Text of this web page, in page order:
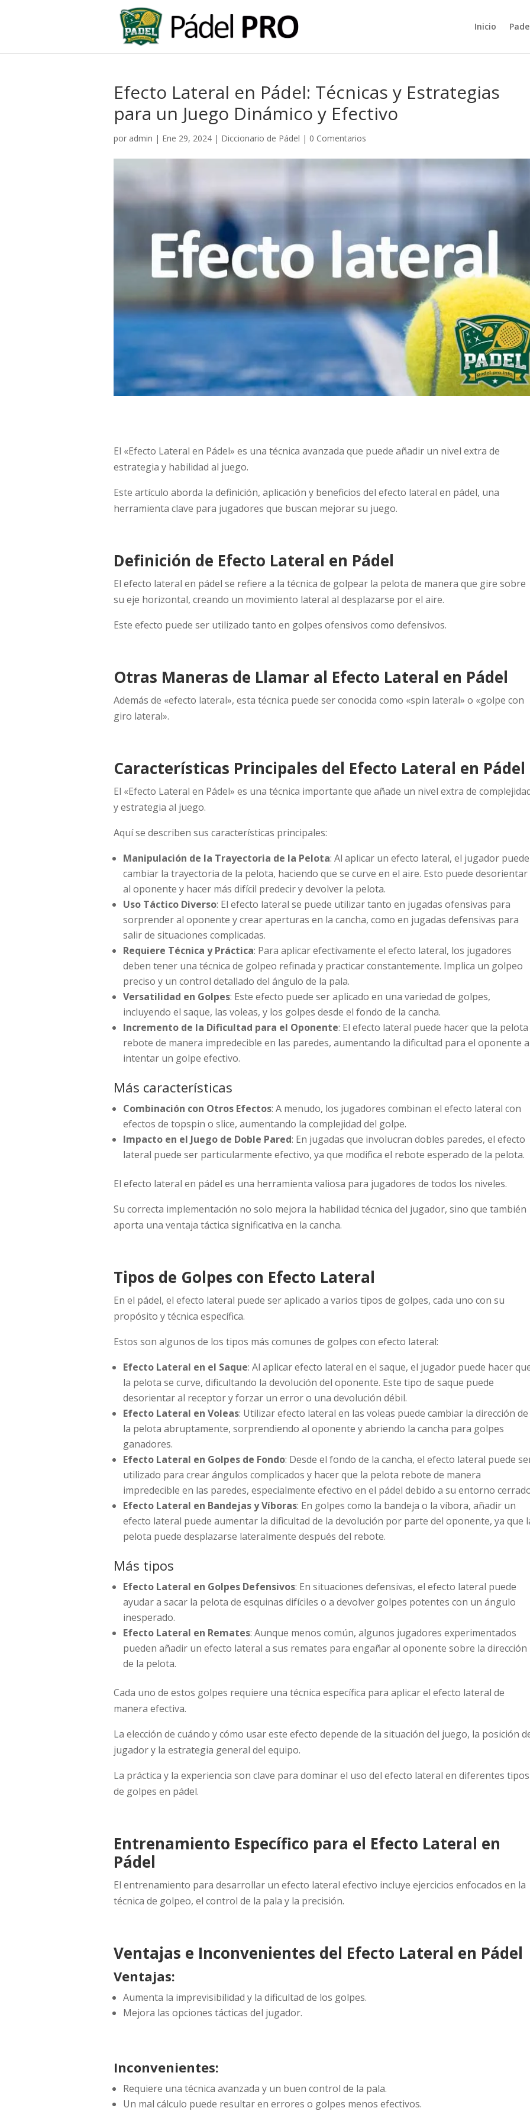
Inicio
Efecto Lateral en Pádel: Técnicas y Estrategias
para un Juego Dinámico y Efectivo
por admin | Ene 29, 2024 | Diccionario de Pádel | 0 Comentarios
El «Efecto Lateral en Pádel» es una técnica avanzada que puede añadir un nivel extra de
estrategia y habilidad al juego.
Este artículo aborda la definición, aplicación y beneficios del efecto lateral en pádel, una
herramienta clave para jugadores que buscan mejorar su juego.
Definición de Efecto Lateral en Pádel
El efecto lateral en pádel se refiere a la técnica de golpear la pelota de manera que gire sobre
su eje horizontal, creando un movimiento lateral al desplazarse por el aire.
Este efecto puede ser utilizado tanto en golpes ofensivos como defensivos.
Otras Maneras de Llamar al Efecto Lateral en Pádel
Además de «efecto lateral», esta técnica puede ser conocida como «spin lateral» o «golpe con
giro lateral».
Características Principales del Efecto Lateral en Pádel
El «Efecto Lateral en Pádel» es una técnica importante que añade un nivel extra de
y estrategia al juego.
Aquí se describen sus características principales:
Manipulación de la Trayectoria de la Pelota: Al aplicar un efecto lateral, el jugador puede
cambiar la trayectoria de la pelota, haciendo que se curve en el aire. Esto puede desorientar
al oponente y hacer más difícil predecir y devolver la pelota.
Uso Táctico Diverso: El efecto lateral se puede utilizar tanto en jugadas ofensivas para
sorprender al oponente y crear aperturas en la cancha, como en jugadas defensivas para
salir de situaciones complicadas.
Requiere Técnica y Práctica: Para aplicar efectivamente el efecto lateral, los jugadores
deben tener una técnica de golpeo refinada y practicar constantemente. Implica un golpeo
preciso y un control detallado del ángulo de la pala.
Versatilidad en Golpes: Este efecto puede ser aplicado en una variedad de golpes,
incluyendo el saque, las voleas, y los golpes desde el fondo de la cancha.
Incremento de la Dificultad para el Oponente: El efecto lateral puede hacer que la pelota
rebote de manera impredecible en las paredes, aumentando la dificultad para el oponente
intentar un golpe efectivo.
Más características
Combinación con Otros Efectos: A menudo, los jugadores combinan el efecto lateral con
efectos de topspin o slice, aumentando la complejidad del golpe.
Impacto en el Juego de Doble Pared: En jugadas que involucran dobles paredes, el efecto
lateral puede ser particularmente efectivo, ya que modifica el rebote esperado de la pelota.
El efecto lateral en pádel es una herramienta valiosa para jugadores de todos los niveles.
Su correcta implementación no solo mejora la habilidad técnica del jugador, sino que también
aporta una ventaja táctica significativa en la cancha.
Tipos de Golpes con Efecto Lateral
En el pádel, el efecto lateral puede ser aplicado a varios tipos de golpes, cada uno con su
propósito y técnica específica.
Estos son algunos de los tipos más comunes de golpes con efecto lateral:
Efecto Lateral en el Saque: Al aplicar efecto lateral en el saque, el jugador puede hacer
la pelota se curve, dificultando la devolución del oponente. Este tipo de saque puede
desorientar al receptor y forzar un error o una devolución débil.
Efecto Lateral en Voleas: Utilizar efecto lateral en las voleas puede cambiar la dirección de
la pelota abruptamente, sorprendiendo al oponente y abriendo la cancha para golpes
ganadores.
Efecto Lateral en Golpes de Fondo: Desde el fondo de la cancha, el efecto lateral puede
utilizado para crear ángulos complicados y hacer que la pelota rebote de manera
impredecible en las paredes, especialmente efectivo en el pádel debido a su entorno
Efecto Lateral en Bandejas y Víboras: En golpes como la bandeja o la víbora, añadir un
efecto lateral puede aumentar la dificultad de la devolución por parte del oponente, ya que
pelota puede desplazarse lateralmente después del rebote.
Más tipos
Efecto Lateral en Golpes Defensivos: En situaciones defensivas, el efecto lateral puede
ayudar a sacar la pelota de esquinas difíciles o a devolver golpes potentes con un ángulo
inesperado.
Efecto Lateral en Remates: Aunque menos común, algunos jugadores experimentados
pueden añadir un efecto lateral a sus remates para engañar al oponente sobre la dirección
de la pelota.
Cada uno de estos golpes requiere una técnica específica para aplicar el efecto lateral de
manera efectiva.
La elección de cuándo y cómo usar este efecto depende de la situación del juego, la posición
jugador y la estrategia general del equipo.
La práctica y la experiencia son clave para dominar el uso del efecto lateral en diferentes tipos
de golpes en pádel.
Entrenamiento Específico para el Efecto Lateral en
Pádel
El entrenamiento para desarrollar un efecto lateral efectivo incluye ejercicios enfocados en la
técnica de golpeo, el control de la pala y la precisión.
Ventajas e Inconvenientes del Efecto Lateral en Pádel
Ventajas:
Aumenta la imprevisibilidad y la dificultad de los golpes.
Mejora las opciones tácticas del jugador.
Inconvenientes:
Requiere una técnica avanzada y un buen control de la pala.
Un mal cálculo puede resultar en errores o golpes menos efectivos.